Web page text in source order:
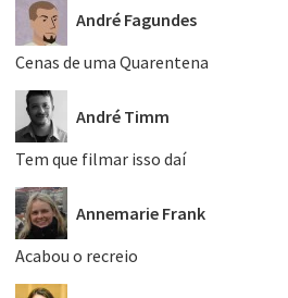
André Fagundes
Cenas de uma Quarentena
André Timm
Tem que filmar isso daí
Annemarie Frank
Acabou o recreio